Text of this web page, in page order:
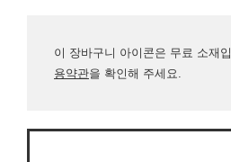
이 장바구니 아이콘은 무료 소재
용약관을 확인해 주세요.